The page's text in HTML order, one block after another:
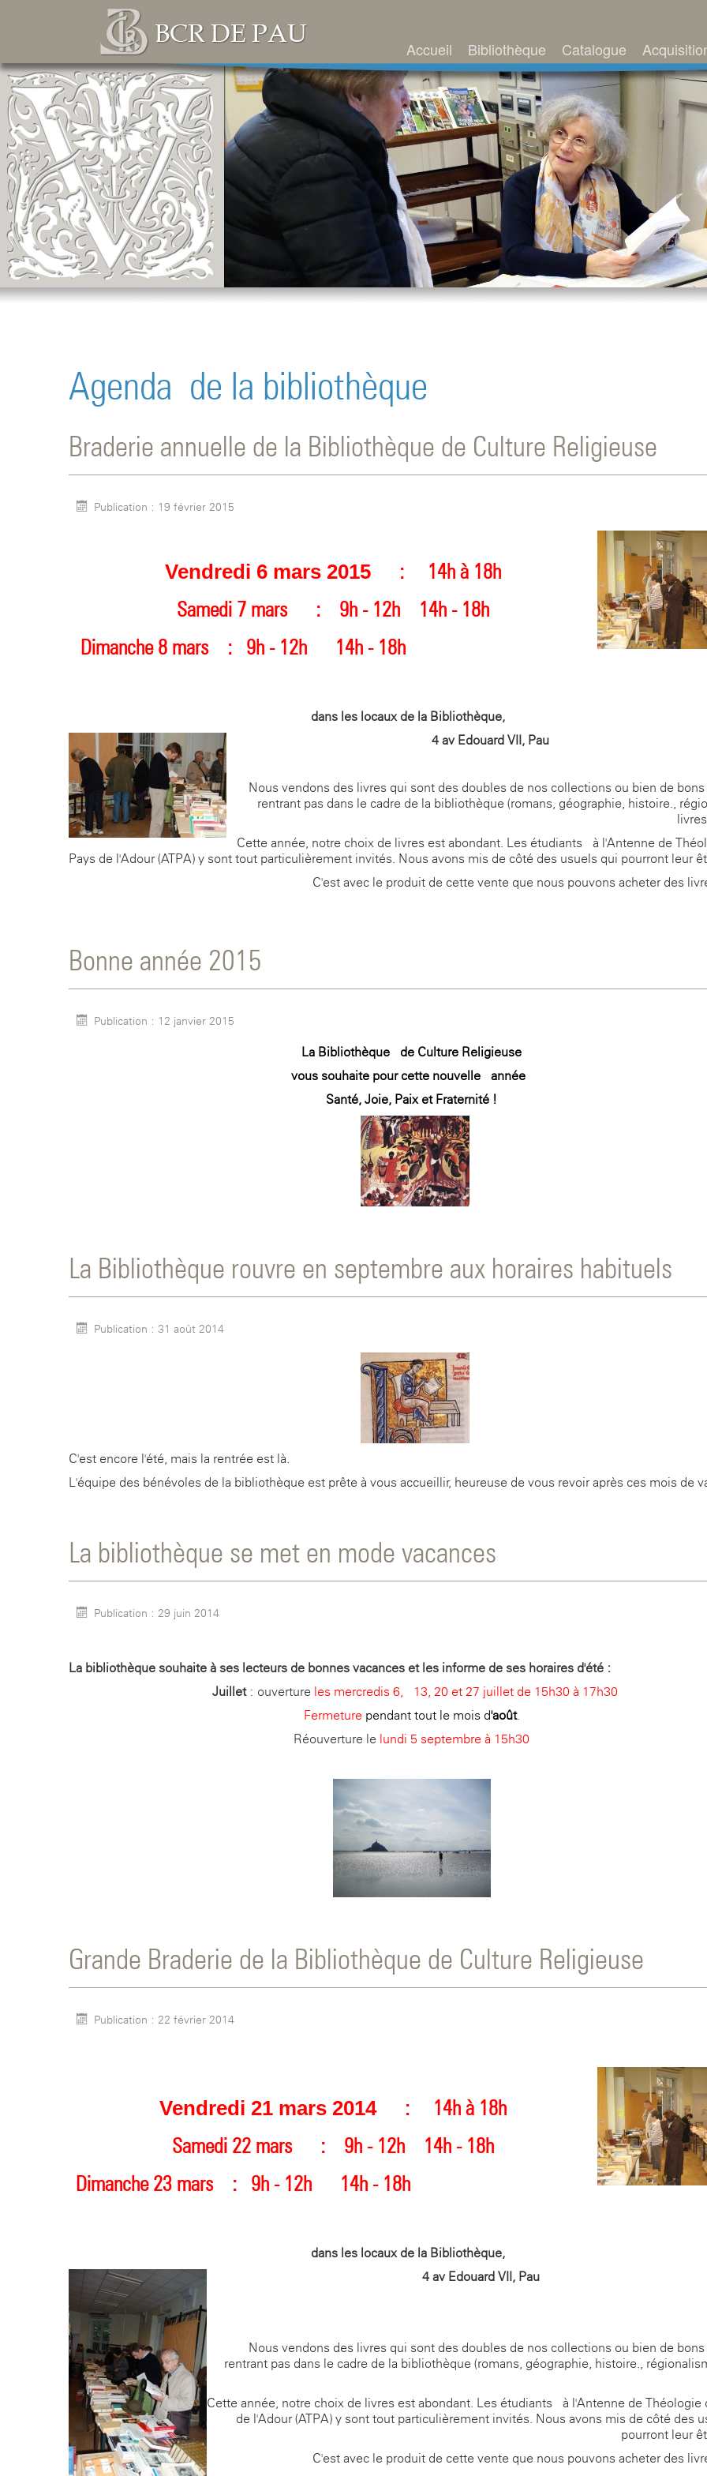
Accueil Bibliothèque Catalogue
Agenda de la bibliothèque
Braderie annuelle de la Bibliothèque de Culture Religieuse
Publication : 19 février 2015
Vendredi 6 mars 2015
: 14h à 18h
Samedi 7 mars :
9h - 12h14h - 18h
Dimanche 8 mars
: 9h - 12h14h - 18h
dans les locaux de la Bibliothèque,
4 av Edouard VII, Pau
Nous vendons des livres qui sont des doubles de nos collections ou bien de
rentrant pas dans le cadre de la bibliothèque (romans, géographie, histoire.,
Cette année, notre choix de livres est abondant. Les étudiants à l'Antenne de
Pays de l'Adour (ATPA) y sont tout particulièrement invités. Nous avons mis de côté des usuels qui pourront leur
C'est avec le produit de cette vente que nous pouvons acheter des
Bonne année 2015
Publication : 12 janvier 2015
La Bibliothèque de Culture Religieuse
vous souhaite pour cette nouvelle année
Santé, Joie, Paix et Fraternité !
La Bibliothèque rouvre en septembre aux horaires habituels
Publication : 31 août 2014
C'est encore l'été, mais la rentrée est là.
L'équipe des bénévoles de la bibliothèque est prête à vous accueillir, heureuse de vous revoir après ces mois de
La bibliothèque se met en mode vacances
Publication : 29 juin 2014
La bibliothèque souhaite à ses lecteurs de bonnes vacances et les informe de ses horaires d'été :
Juillet: ouverture les mercredis 6, 13, 20 et 27 juillet de 15h30 à 17h30
Fermeture pendant tout le mois d'août.
Réouverture le lundi 5 septembre à 15h30
Grande Braderie de la Bibliothèque de Culture Religieuse
Publication : 22 février 2014
Vendredi 21 mars 2014
: 14h à 18h
Samedi 22 mars :
9h - 12h14h - 18h
Dimanche 23 mars
: 9h - 12h14h - 18h
dans les locaux de la Bibliothèque,
4 av Edouard VII, Pau
Nous vendons des livres qui sont des doubles de nos collections ou bien de
rentrant pas dans le cadre de la bibliothèque (romans, géographie, histoire.,
Cette année, notre choix de livres est abondant. Les étudiants à l'Antenne de Théologie
de l'Adour (ATPA) y sont tout particulièrement invités. Nous avons mis de côté des
pourront leur
C'est avec le produit de cette vente que nous pouvons acheter des